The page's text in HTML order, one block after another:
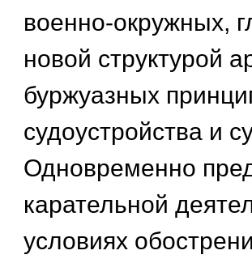
военно-окружных,
новой структурой
буржуазных
судоустройства и
Одновременно
карательной
условиях